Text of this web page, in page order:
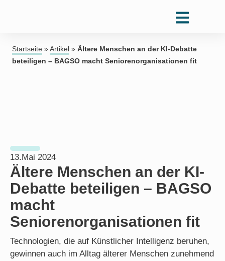
Startseite » Artikel » Ältere Menschen an der KI-Debatte
beteiligen – BAGSO macht Seniorenorganisationen fit
13.Mai 2024
Ältere Menschen an der KI-
Debatte beteiligen – BAGSO
macht
Seniorenorganisationen fit
Technologien, die auf Künstlicher Intelligenz beruhen,
gewinnen auch im Alltag älterer Menschen zunehmend